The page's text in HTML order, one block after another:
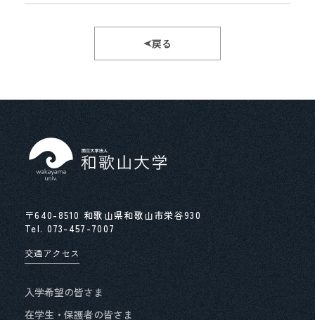
戻る
〒640-8510 和歌山県和歌山市栄谷930
Tel. 073-457-7007
交通アクセス
入学希望の皆さま
在学生・保護者の皆さま